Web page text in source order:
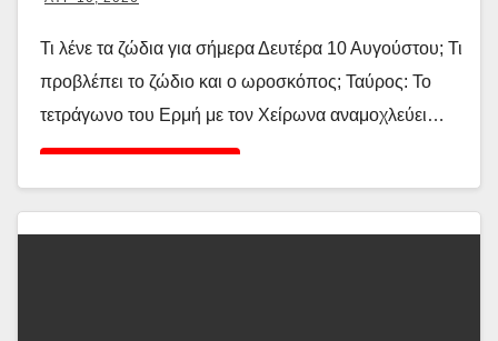
Τι λένε τα ζώδια για σήμερα Δευτέρα 10 Αυγούστου; Τι
προβλέπει το ζώδιο και ο ωροσκόπος; Ταύρος: Το
τετράγωνο του Ερμή με τον Χείρωνα αναμοχλεύει…